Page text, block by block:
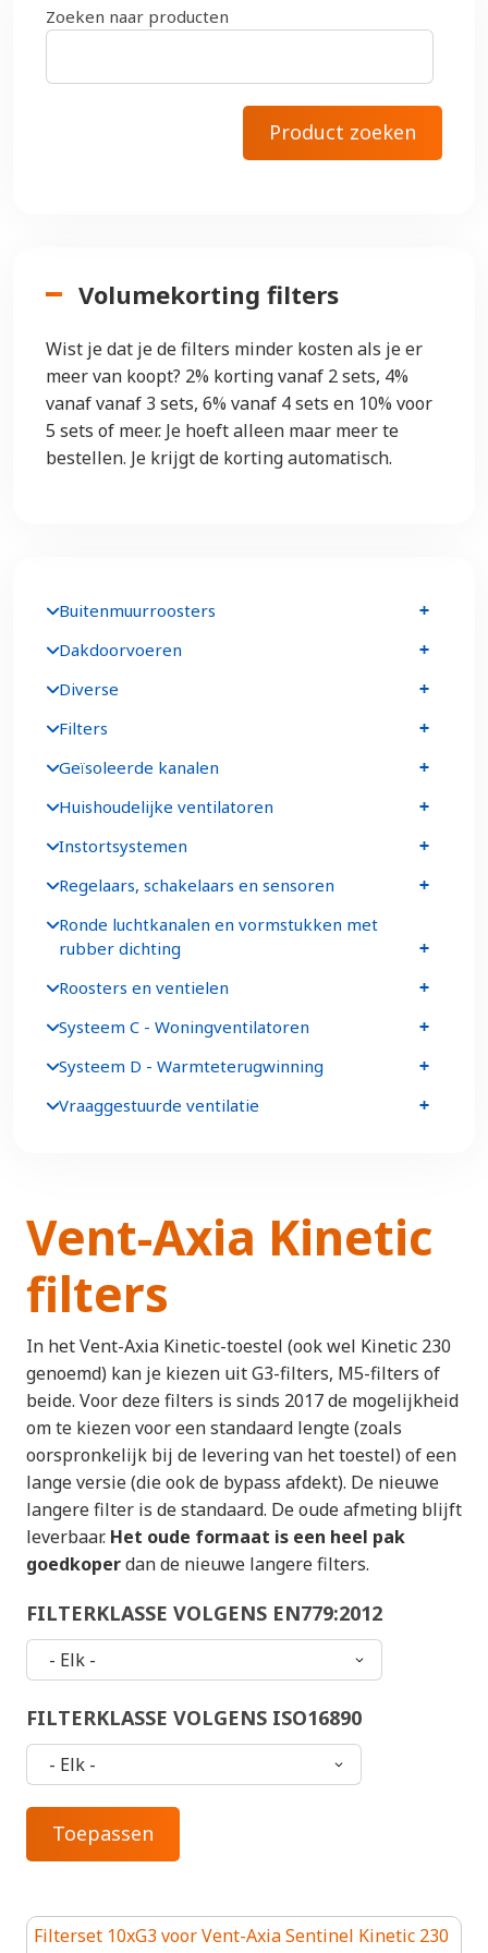
Vent-Axia Kinetic
filters
In het Vent-Axia Kinetic-toestel (ook wel Kinetic 230
genoemd) kan je kiezen uit G3-filters, M5-filters of
beide. Voor deze filters is sinds 2017 de mogelijkheid
om te kiezen voor een standaard lengte (zoals
oorspronkelijk bij de levering van het toestel) of een
lange versie (die ook de bypass afdekt). De nieuwe
langere filter is de standaard. De oude afmeting blijft
leverbaar. Het oude formaat is een heel pak
goedkoperdan de nieuwe langere filters.
FILTERKLASSE VOLGENS EN779:2012
FILTERKLASSE VOLGENS ISO16890
Filterset 10xG3 voor Vent-Axia Sentinel Kinetic 230
Zoeken naar producten
Volumekorting filters
Wist je dat je de filters minder kosten als je er
meer van koopt? 2% korting vanaf 2 sets, 4%
vanaf vanaf 3 sets, 6% vanaf 4 sets en 10% voor
5 sets of meer. Je hoeft alleen maar meer te
bestellen. Je krijgt de korting automatisch.
Buitenmuurroosters
Dakdoorvoeren
Diverse
Filters
Geïsoleerde kanalen
Huishoudelijke ventilatoren
Instortsystemen
Regelaars, schakelaars en sensoren
Ronde luchtkanalen en vormstukken met
rubber dichting
Roosters en ventielen
Systeem C - Woningventilatoren
Systeem D - Warmteterugwinning
Vraaggestuurde ventilatie